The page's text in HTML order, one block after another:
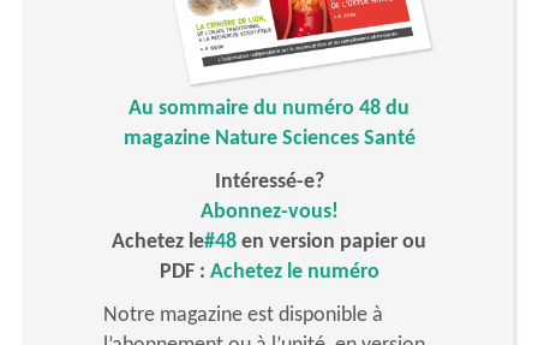
Au sommaire du numéro 48 du
magazine Nature Sciences Santé
Intéressé-e?
Abonnez-vous!
Achetez le#48 en version papier ou
PDF : Achetez le numéro
Notre magazine est disponible à